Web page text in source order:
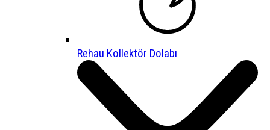
Rehau Kollektör Dolabı